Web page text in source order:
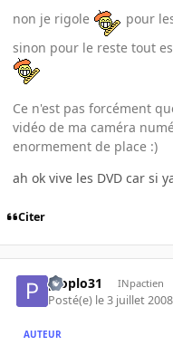
non je rigole
pour
sinon pour le reste tout
Ce n'est pas forcément
vidéo de ma caméra
enormement de place :)
ah ok vive les DVD car si
Citer
ploplo31 INpactien
Posté(e) le 3 juillet 2008
AUTEUR